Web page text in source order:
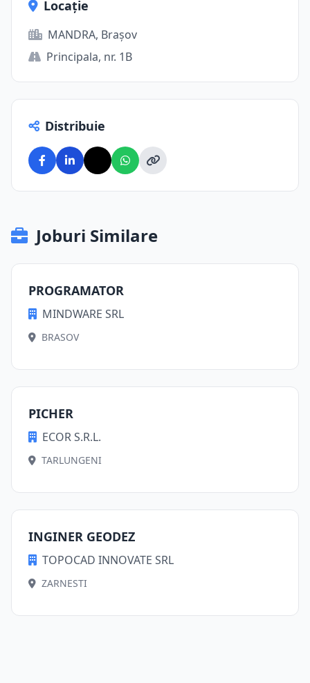
Locație
MANDRA, Brașov
Principala, nr. 1B
Distribuie
Joburi Similare
PROGRAMATOR
MINDWARE SRL
BRASOV
PICHER
ECOR S.R.L.
TARLUNGENI
INGINER GEODEZ
TOPOCAD INNOVATE SRL
ZARNESTI